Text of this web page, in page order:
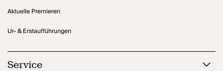
Aktuelle Premieren
Ur- & Erstaufführungen
Service